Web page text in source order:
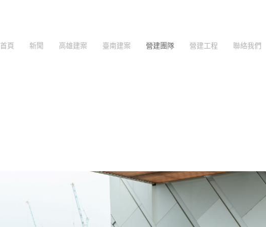
首頁 新聞 高雄建案 臺南建案 營建團隊 營建工程 聯絡我們